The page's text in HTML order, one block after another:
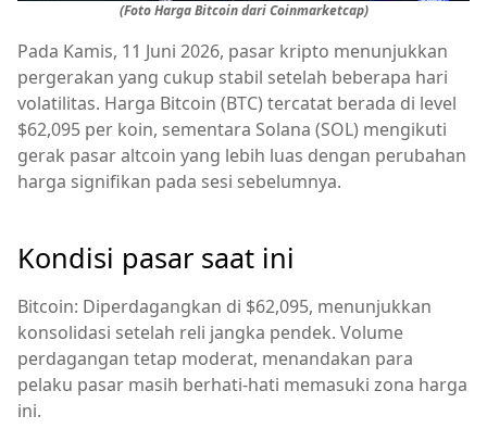
(Foto Harga Bitcoin dari Coinmarketcap)
Pada Kamis, 11 Juni 2026, pasar kripto menunjukkan
pergerakan yang cukup stabil setelah beberapa hari
volatilitas. Harga Bitcoin (BTC) tercatat berada di level
$62,095 per koin, sementara Solana (SOL) mengikuti
gerak pasar altcoin yang lebih luas dengan perubahan
harga signifikan pada sesi sebelumnya.
Kondisi pasar saat ini
Bitcoin: Diperdagangkan di $62,095, menunjukkan
konsolidasi setelah reli jangka pendek. Volume
perdagangan tetap moderat, menandakan para
pelaku pasar masih berhati-hati memasuki zona harga
ini.